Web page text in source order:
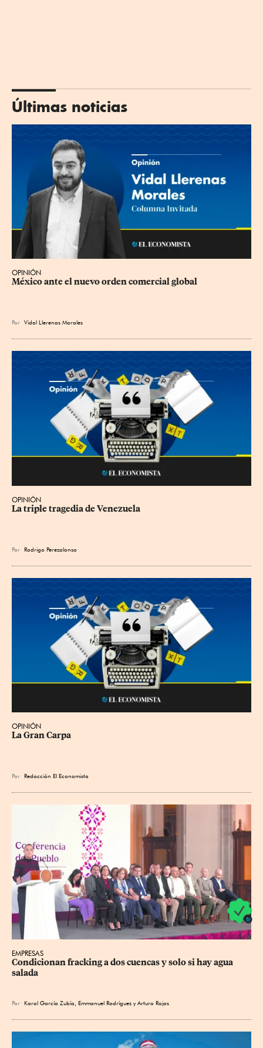
Últimas noticias
OPINIÓN
México ante el nuevo orden comercial global
Por Vidal Llerenas Morales
OPINIÓN
La triple tragedia de Venezuela
Por Rodrigo Perezalonso
OPINIÓN
La Gran Carpa
Por Redacción El Economista
EMPRESAS
Condicionan fracking a dos cuencas y solo si hay agua
salada
Por Karol García Zubía Emmanuel Rodríguez yArturo Rojas